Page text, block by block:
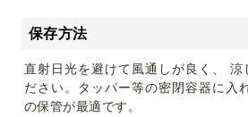
保存方法
直射日光を避けて風通しが良く、 涼
ださい。タッパー等の密閉容器に入
の保管が最適です。